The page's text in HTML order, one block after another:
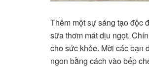
Thêm một sự sáng tạo độc
sữa thơm mát dịu ngọt.
cho sức khỏe. Mời các bạn
ngon bằng cách vào bếp